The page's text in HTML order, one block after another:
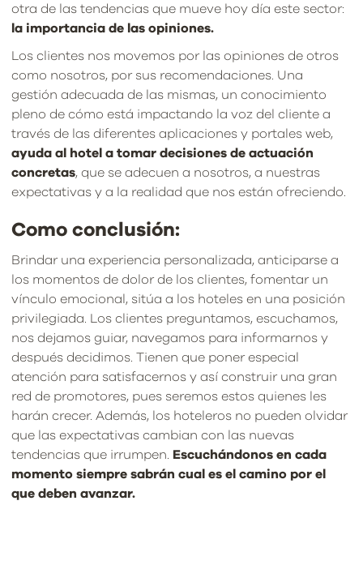
otra de las tendencias que mueve hoy día este sector:
la importancia de las opiniones.
Los clientes nos movemos por las opiniones de otros
como nosotros, por sus recomendaciones. Una
gestión adecuada de las mismas, un conocimiento
pleno de cómo está impactando la voz del cliente a
través de las diferentes aplicaciones y portales web,
ayuda al hotel a tomar decisiones de actuación
concretas, que se adecuen a nosotros, a nuestras
expectativas y a la realidad que nos están ofreciendo.
Como conclusión:
Brindar una experiencia personalizada, anticiparse a
los momentos de dolor de los clientes, fomentar un
vínculo emocional, sitúa a los hoteles en una posición
privilegiada. Los clientes preguntamos, escuchamos,
nos dejamos guiar, navegamos para informarnos y
después decidimos. Tienen que poner especial
atención para satisfacernos y así construir una gran
red de promotores, pues seremos estos quienes les
harán crecer. Además, los hoteleros no pueden olvidar
que las expectativas cambian con las nuevas
tendencias que irrumpen. Escuchándonos en cada
momento siempre sabrán cual es el camino por el
que deben avanzar.